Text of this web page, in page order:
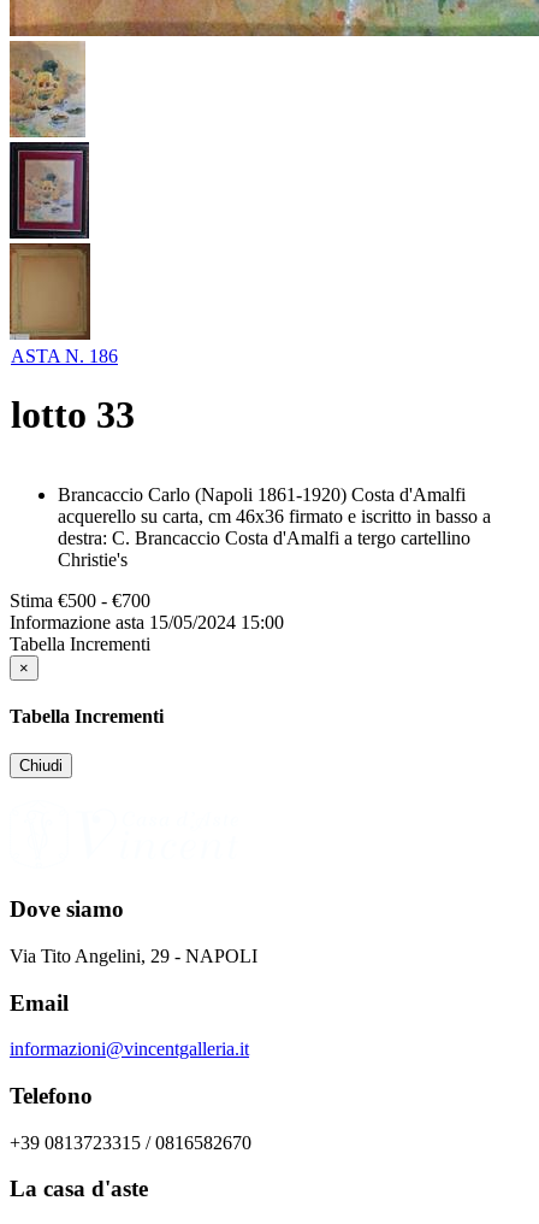
ASTA N. 186
lotto 33
Brancaccio Carlo (Napoli 1861-1920) Costa d'Amalfi
acquerello su carta, cm 46x36 firmato e iscritto in basso a
destra: C. Brancaccio Costa d'Amalfi a tergo cartellino
Christie's
Stima €500 - €700
Informazione asta 15/05/2024 15:00
Tabella Incrementi
×
Tabella Incrementi
Chiudi
Dove siamo
Via Tito Angelini, 29 - NAPOLI
Email
informazioni@vincentgalleria.it
Telefono
+39 0813723315 / 0816582670
La casa d'aste